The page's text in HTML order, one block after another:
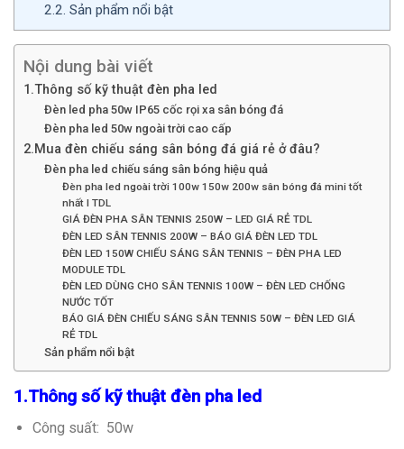
2.2. Sản phẩm nổi bật
Nội dung bài viết
1.Thông số kỹ thuật đèn pha led
Đèn led pha 50w IP65 cốc rọi xa sân bóng đá
Đèn pha led 50w ngoài trời cao cấp
2.Mua đèn chiếu sáng sân bóng đá giá rẻ ở đâu?
Đèn pha led chiếu sáng sân bóng hiệu quả
Đèn pha led ngoài trời 100w 150w 200w sân bóng đá mini tốt
nhất l TDL
GIÁ ĐÈN PHA SÂN TENNIS 250W – LED GIÁ RẺ TDL
ĐÈN LED SÂN TENNIS 200W – BÁO GIÁ ĐÈN LED TDL
ĐÈN LED 150W CHIẾU SÁNG SÂN TENNIS – ĐÈN PHA LED
MODULE TDL
ĐÈN LED DÙNG CHO SÂN TENNIS 100W – ĐÈN LED CHỐNG
NƯỚC TỐT
BÁO GIÁ ĐÈN CHIẾU SÁNG SÂN TENNIS 50W – ĐÈN LED GIÁ
RẺ TDL
Sản phẩm nổi bật
1.Thông số kỹ thuật đèn pha led
Công suất: 50w